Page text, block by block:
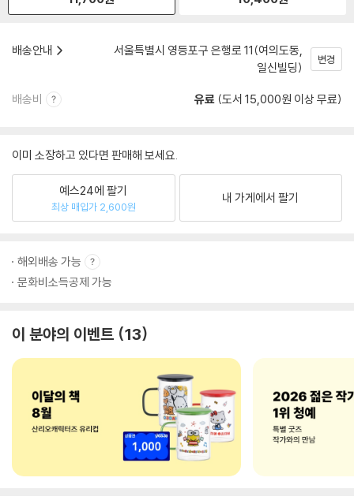
배송안내
서울특별시 영등포구 은행로 11(여의도동,
일신빌딩)
변경
배송비 유료 (도서 15,000원 이상 무료)
이미 소장하고 있다면 판매해 보세요.
예스24에 팔기
최상 매입가 2,600원
내 가게에서 팔기
해외배송 가능
문화비소득공제 가능
이 분야의 이벤트 13